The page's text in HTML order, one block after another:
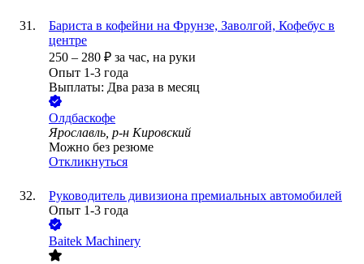
Бариста в кофейни на Фрунзе, Заволгой, Кофебус в
центре
250 – 280 ₽ за час, на руки
Опыт 1-3 года
Выплаты: Два раза в месяц
Олдбаскофе
Ярославль, р-н Кировский
Можно без резюме
Откликнуться
Руководитель дивизиона премиальных автомобилей
Опыт 1-3 года
Baitek Machinery